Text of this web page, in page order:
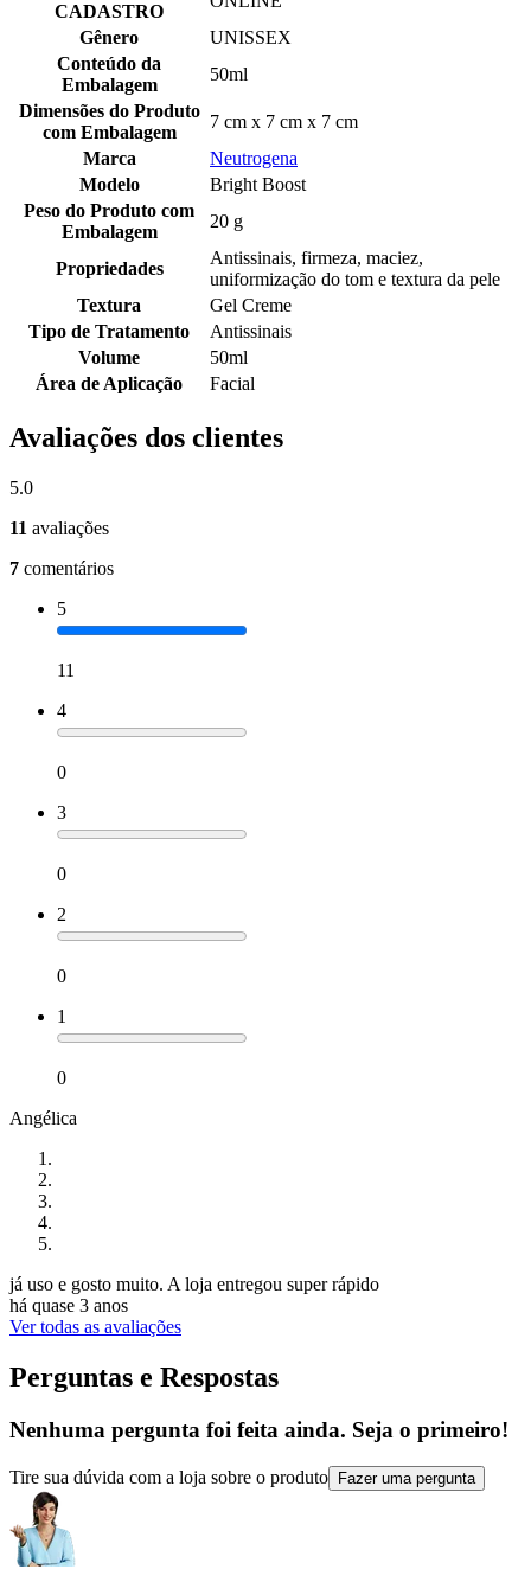
CADASTRO
Gênero
UNISSEX
Conteúdo da
Embalagem
50ml
Dimensões do Produto
com Embalagem
7 cm x 7 cm x 7 cm
Marca
Neutrogena
Modelo
Bright Boost
Peso do Produto com
Embalagem
20 g
Propriedades
Antissinais, firmeza, maciez,
uniformização do tom e textura da pele
Textura
Gel Creme
Tipo de Tratamento
Antissinais
Volume
50ml
Área de Aplicação
Facial
Avaliações dos clientes
5.0
11 avaliações
7 comentários
5
11
4
0
3
0
2
0
1
0
Angélica
já uso e gosto muito. A loja entregou super rápido
há quase 3 anos
Ver todas as avaliações
Perguntas e Respostas
Nenhuma pergunta foi feita ainda. Seja o primeiro!
Tire sua dúvida com a loja sobre o produto Fazer uma pergunta